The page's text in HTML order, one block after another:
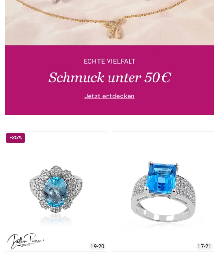
-25%
19-20 17-21